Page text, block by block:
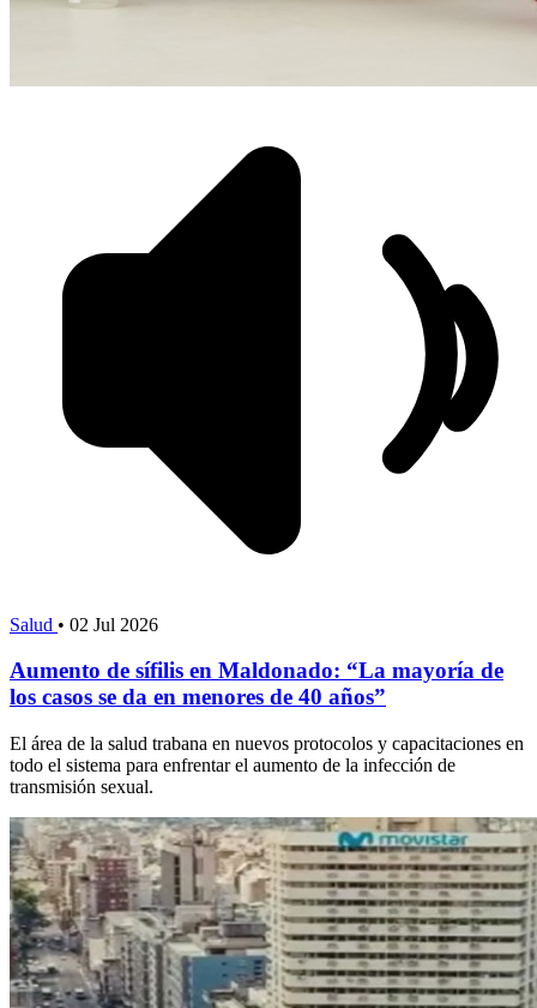
Salud • 02 Jul 2026
Aumento de sífilis en Maldonado: “La mayoría de
los casos se da en menores de 40 años”
El área de la salud trabana en nuevos protocolos y capacitaciones en
todo el sistema para enfrentar el aumento de la infección de
transmisión sexual.